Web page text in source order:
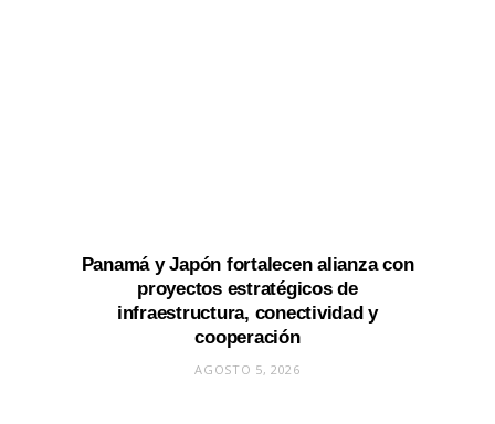
Panamá y Japón fortalecen alianza con
proyectos estratégicos de
infraestructura, conectividad y
cooperación
AGOSTO 5, 2026